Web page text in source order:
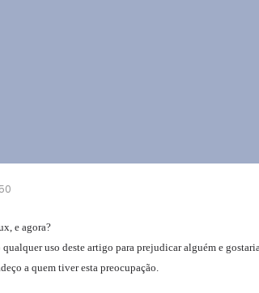
e agora?
uso deste artigo para prejudicar alguém e
a quem tiver esta preocupação.